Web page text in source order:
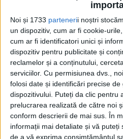
Noi și 1733 partenerii noștri
un dispozitiv, cum ar fi cookie-
cum ar fi identificatori unici și
dispozitiv pentru publicitate și
reclamelor și a conținutului,
serviciilor. Cu permisiunea dvs.,
folosi date și identificări precise
dispozitivului. Puteți da clic pentru
prelucrarea realizată de către noi
conform descrierii de mai sus. În
informații mai detaliate și vă
de a vă exprima consimțământul
necunoscut a
Cea mai mare revistă de
Media KIT